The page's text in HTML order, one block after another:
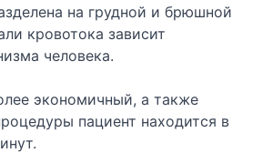
на грудной и брюшной
кровотока зависит
человека.
экономичный, а также
пациент находится в